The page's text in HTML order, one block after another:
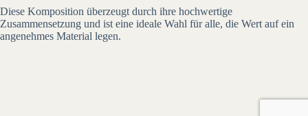
Diese Komposition überzeugt durch ihre hochwertige
Zusammensetzung und ist eine ideale Wahl für alle, die Wert auf ein
angenehmes Material legen.